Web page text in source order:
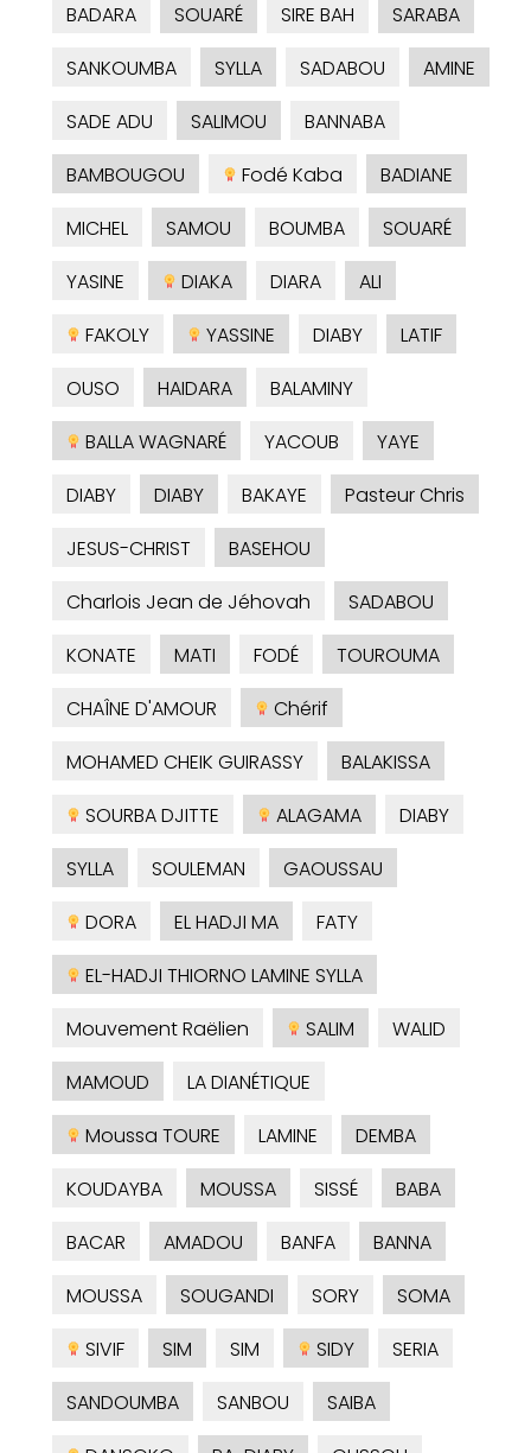
BADARA
SOUARÉ SIRE BAH
SARABA
SANKOUMBA
SYLLA SADABOU
AMINE
SADE ADU
SALIMOU
BANNABA
BAMBOUGOU
Fodé Kaba
BADIANE
MICHEL
SAMOU BOUMBA
SOUARÉ
YASINE
DIAKA DIARA
ALI
FAKOLY
YASSINE DIABY
LATIF
OUSO
HAIDARA
BALAMINY
BALLA WAGNARÉ
YACOUB
YAYE
DIABY
DIABY BAKAYE
Pasteur Chris
JESUS-CHRIST
BASEHOU
Charlois Jean de Jéhovah
SADABOU
KONATE
MATI FODÉ
TOUROUMA
CHAÎNE D'AMOUR
Chérif
MOHAMED CHEIK GUIRASSY
BALAKISSA
SOURBA DJITTE
ALAGAMA
DIABY
SYLLA
SOULEMAN
GAOUSSAU
DORA
EL HADJI MA
FATY
EL-HADJI THIORNO LAMINE SYLLA
Mouvement Raëlien
SALIM
WALID
MAMOUD
LA DIANÉTIQUE
Moussa TOURE
LAMINE
DEMBA
KOUDAYBA
MOUSSA SISSÉ
BABA
BACAR
AMADOU BANFA
BANNA
MOUSSA
SOUGANDI SORY
SOMA
SIVIF
SIM SIM SIDY
SERIA
SANDOUMBA
SANBOU
SAIBA